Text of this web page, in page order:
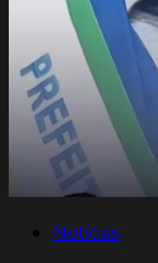
Notícias